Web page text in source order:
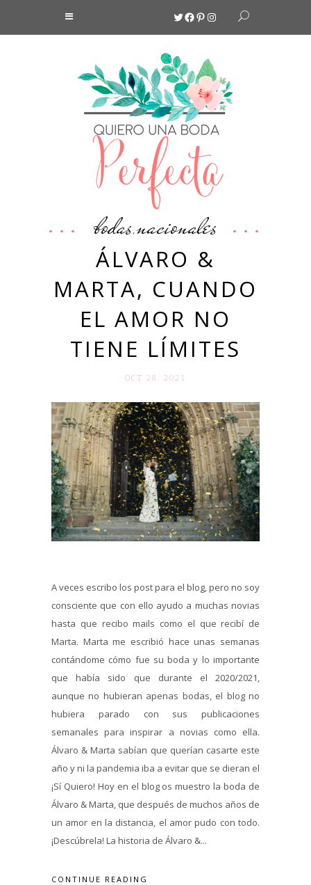
Twitter
Facebook
Pinterest
Instagram
bodas,nacionales
ÁLVARO &
MARTA, CUANDO
EL AMOR NO
TIENE LÍMITES
OCT 28. 2021
A veces escribo los post para el blog, pero no soy
consciente que con ello ayudo a muchas novias
hasta que recibo mails como el que recibí de
Marta. Marta me escribió hace unas semanas
contándome cómo fue su boda y lo importante
que había sido que durante el 2020/2021,
aunque no hubieran apenas bodas, el blog no
hubiera parado con sus publicaciones
semanales para inspirar a novias como ella.
Álvaro & Marta sabían que querían casarte este
año y ni la pandemia iba a evitar que se dieran el
¡Sí Quiero! Hoy en el blog os muestro la boda de
Álvaro & Marta, que después de muchos años de
un amor en la distancia, el amor pudo con todo.
¡Descúbrela! La historia de Álvaro &...
CONTINUE READING